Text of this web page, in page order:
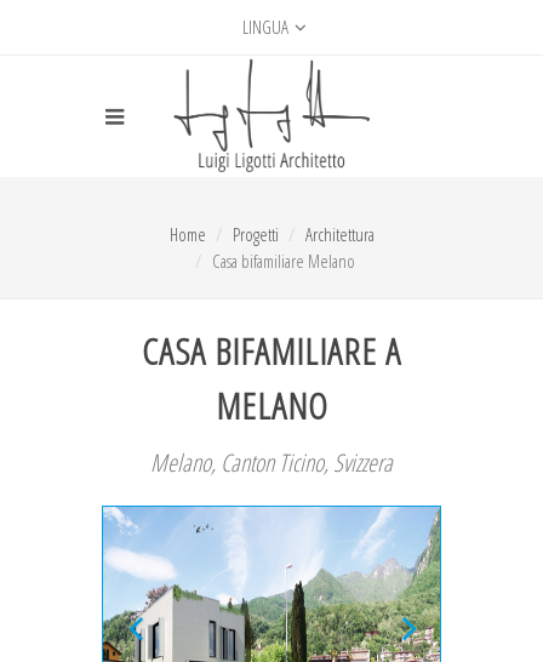
LINGUA
Home Progetti
Architettura
Casa bifamiliare Melano
CASA BIFAMILIARE A
MELANO
Melano, Canton Ticino, Svizzera